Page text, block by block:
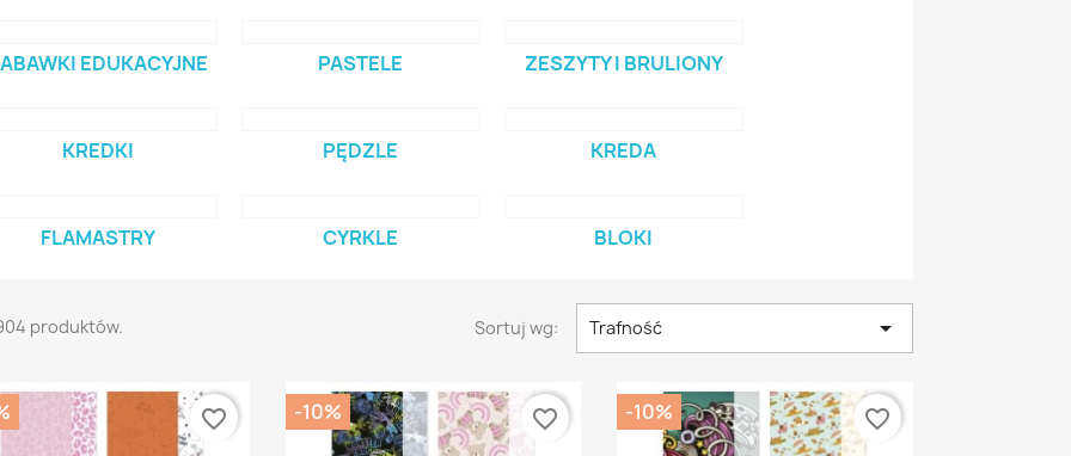
EDUKACYJNE PASTELE ZESZYTY I BRULIONY
KREDKI PĘDZLE KREDA
FLAMASTRY CYRKLE BLOKI
produktów. Sortuj wg: Trafność 
favorite_border -10% favorite_border -10% favorite_border